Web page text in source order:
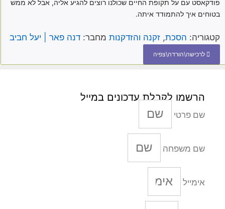
פודקאסט עם על תקופת החיים שכולנו רוצים להגיע אליה, אבל לא ממש
בטוחים איך להתמודד איתה.
קטגוריה: הסכת, זקנה והזדקנות מחבר: דנה פאר | יעל חביב
לרכישה\הורדה\צפיה
הרשמו לקבלת עדכונים במייל
שם פרטי
שם משפחה
אימייל